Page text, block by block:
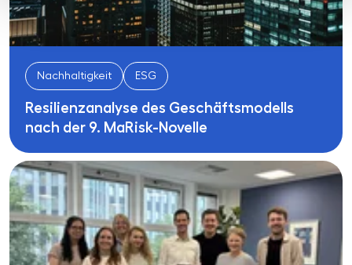
Nachhaltigkeit ESG
Resilienzanalyse des Geschäftsmodells
nach der 9. MaRisk-Novelle